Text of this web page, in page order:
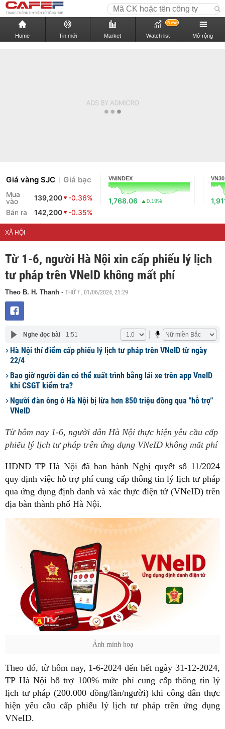
Home Tin mới Market Watch list
New
Mở rộng
Giá vàng SJC Giá bạc
Mua
vào
139,200
-0.36%
Bán ra
142,200 -0.35%
VNINDEX
1,768.06 0.19%
VN30
XÃ HỘI
Từ 1-6, người Hà Nội xin cấp phiếu lý lịch
tư pháp trên VNeID không mất phí
Theo B. H. Thanh - THỨ 7 , 01/06/2024, 21:29
Nghe đọc bài 1:51
Hà Nội thí điểm cấp phiếu lý lịch tư pháp trên VNeID từ ngày
22/4
Bao giờ người dân có thể xuất trình bằng lái xe trên app VneID
khi CSGT kiểm tra?
Người đàn ông ở Hà Nội bị lừa hơn 850 triệu đồng qua "hỗ trợ"
VNeID
Từ hôm nay 1-6, người dân Hà Nội thực hiện yêu cầu cấp
phiếu lý lịch tư pháp trên ứng dụng VNeID không mất phí
HĐND TP Hà Nội đã ban hành Nghị quyết số 11/2024
quy định việc hỗ trợ phí cung cấp thông tin lý lịch tư pháp
qua ứng dụng định danh và xác thực điện tử (VNeID) trên
địa bàn thành phố Hà Nội.
Ảnh minh hoạ
Theo đó, từ hôm nay, 1-6-2024 đến hết ngày 31-12-2024,
TP Hà Nội hỗ trợ 100% mức phí cung cấp thông tin lý
lịch tư pháp (200.000 đồng/lần/người) khi công dân thực
hiện yêu cầu cấp phiếu lý lịch tư pháp trên ứng dụng
VNeID.